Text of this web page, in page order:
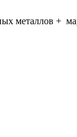
металлов +